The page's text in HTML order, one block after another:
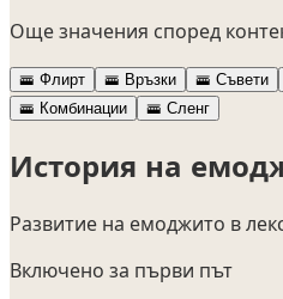
Още значения според
🚟 Флирт 🚟 Връзки 🚟 Съвети
🚟 Комбинации 🚟 Сленг
История на
Развитие на емоджито в
Включено за първи път